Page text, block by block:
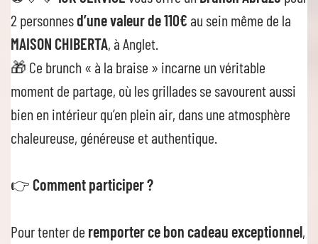
2 personnesd’une valeur de 110€ au sein même de la
MAISON CHIBERTA, à Anglet.
🎁 Ce brunch « à la braise » incarne un véritable
moment de partage, où les grillades se savourent aussi
bien en intérieur qu’en plein air, dans une atmosphère
chaleureuse, généreuse et authentique.
👉 Comment participer ?
Pour tenter de remporter ce bon cadeau exceptionnel,